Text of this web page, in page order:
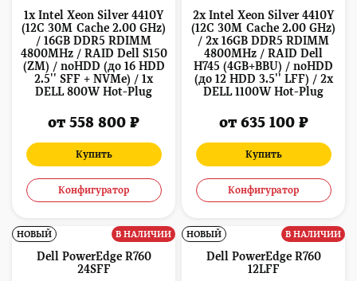
1x Intel Xeon Silver 4410Y
(12C 30M Cache 2.00 GHz)
/ 16GB DDR5 RDIMM
4800MHz / RAID Dell S150
(ZM) / noHDD (до 16 HDD
2.5'' SFF + NVMe) / 1x
DELL 800W Hot-Plug
от 558 800 ₽
Купить
Конфигуратор
2x Intel Xeon Silver 4410Y
(12C 30M Cache 2.00 GHz)
/ 2x 16GB DDR5 RDIMM
4800MHz / RAID Dell
H745 (4GB+BBU) / noHDD
(до 12 HDD 3.5'' LFF) / 2x
DELL 1100W Hot-Plug
от 635 100 ₽
Купить
Конфигуратор
Dell PowerEdge R760
24SFF
НОВЫЙ В НАЛИЧИИ
Dell PowerEdge R760
12LFF
НОВЫЙ В НАЛИЧИИ